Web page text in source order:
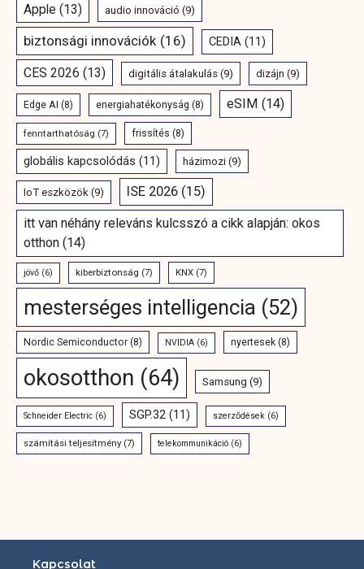
Apple (13) audio innováció (9)
biztonsági innovációk (16) CEDIA (11)
CES 2026 (13) digitális átalakulás (9) dizájn (9)
Edge AI (8) energiahatékonyság (8) eSIM (14)
fenntarthatóság (7) frissítés (8)
globális kapcsolódás (11) házimozi (9)
IoT eszközök (9) ISE 2026 (15)
itt van néhány releváns kulcsszó a cikk alapján: okos
otthon (14)
jövő (6) kiberbiztonság (7) KNX (7)
mesterséges intelligencia (52)
Nordic Semiconductor (8) NVIDIA (6) nyertesek (8)
okosotthon (64) Samsung (9)
Schneider Electric (6) SGP.32 (11) szerződések (6)
számítási teljesítmény(7) telekommunikáció (6)
Kapcsolat